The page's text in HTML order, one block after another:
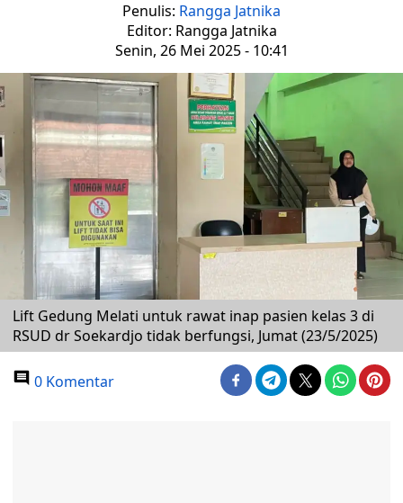
Penulis: Rangga Jatnika
Editor: Rangga Jatnika
Senin, 26 Mei 2025 - 10:41
Lift Gedung Melati untuk rawat inap pasien kelas 3 di
RSUD dr Soekardjo tidak berfungsi, Jumat (23/5/2025)
0 Komentar